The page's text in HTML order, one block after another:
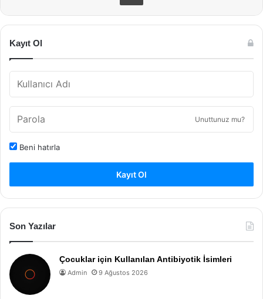
Kayıt Ol
Unuttunuz mu?
Beni hatırla
Kayıt Ol
Son Yazılar
Çocuklar için Kullanılan Antibiyotik İsimleri
Admin 9 Ağustos 2026